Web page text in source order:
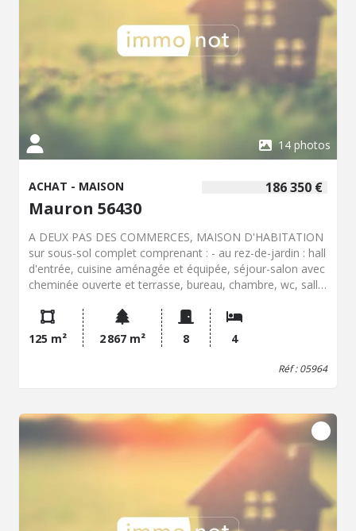
14 photos
186 350 €
ACHAT - MAISON
Mauron 56430
A DEUX PAS DES COMMERCES, MAISON D'HABITATION
sur sous-sol complet comprenant : - au rez-de-jardin : hall
d'entrée, cuisine aménagée et équipée, séjour-salon avec
cheminée ouverte et terrasse, bureau, chambre, wc, salle
wc, grenier et petit salon. - sous-sol : garage, chaufferie,
buanderie, atelier et petit local. Jardin arboré clos de
2867m² avec abri de jardin. Menuiseries du RDC en PVC
double vitrage, Tout-à-l'égoût, portail motorisé. - Classe
1/01/2028 si vente ou location : Obligation niveau de
performance compris entre A et E - Montant estimé des
dépenses annuelles d'énergie pour un usage standard :
4400 à 6010 € (base 2023) - Prix Hon. Négo Inclus : 186
350 € dont 4,11% Hon. Négo TTC charge acq. Prix Hors
Hon. Négo :179 000 € - Réf : 05964 - Les informations sur
les risques auxquels ce bien est exposé sont disponibles
sur le site Géorisques: www.georisques.gouv.fr
125 m² 2 867 m² 8 4
Réf : 05964